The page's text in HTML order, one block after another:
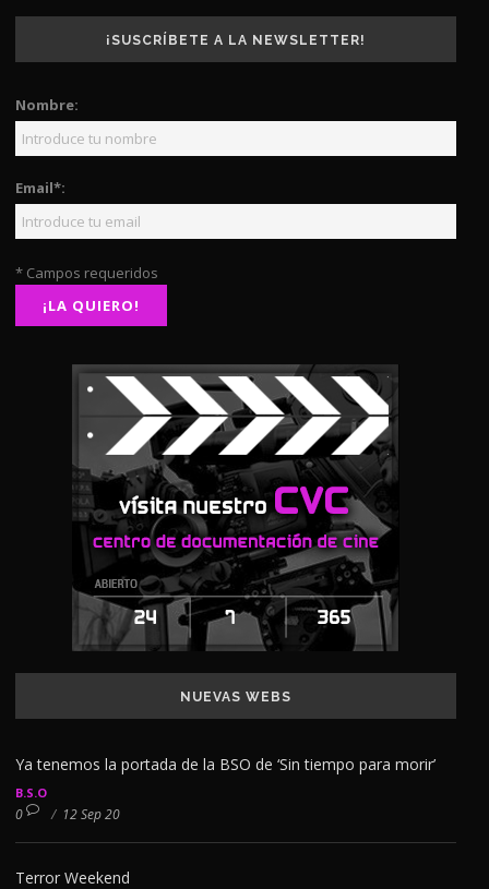
¡SUSCRÍBETE A LA NEWSLETTER!
Nombre:
Email*:
* Campos requeridos
NUEVAS WEBS
Ya tenemos la portada de la BSO de ‘Sin tiempo para morir’
B.S.O
0 / 12 Sep 20
Terror Weekend